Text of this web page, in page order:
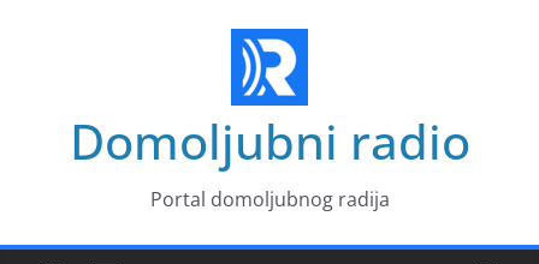
Domoljubni radio
Portal domoljubnog radija